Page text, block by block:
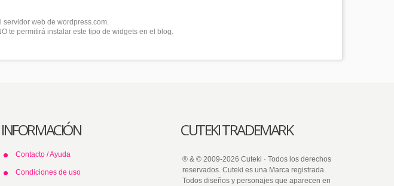
servidor web de wordpress.com.
te permitirá instalar este tipo de widgets en el blog.
INFORMACIÓN
Contacto / Ayuda
Condiciones de uso
CUTEKI TRADEMARK
® & © 2009-2026 Cuteki · Todos los derechos
reservados. Cuteki es una Marca registrada.
Todos diseños y personajes que aparecen en